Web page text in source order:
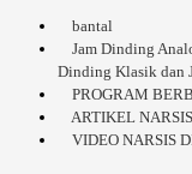
bantal
Jam Dinding
Dinding Klasik dan
PROGRAM
ARTIKEL
VIDEO NARSIS